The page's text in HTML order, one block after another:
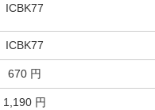
ICBK77
ICBK77
670 円
1,190 円